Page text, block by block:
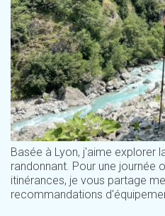
Basée à Lyon, j'aime explorer
randonnant. Pour une journée
itinérances, je vous partage
recommandations